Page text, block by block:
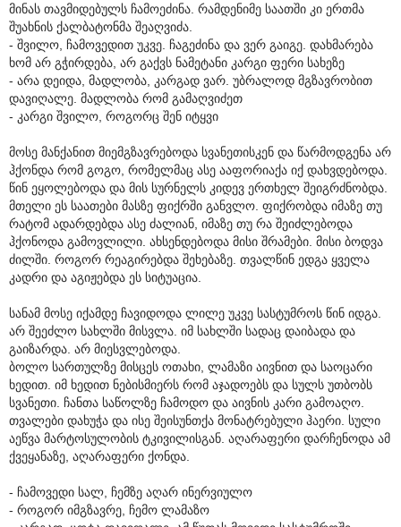
მინას თავმიდებულს ჩამოეძინა. რამდენიმე საათში კი ერთმა
შუახნის ქალბატონმა შეაღვიძა.
- შვილო, ჩამოვედით უკვე. ჩაგეძინა და ვერ გაიგე. დახმარება
ხომ არ გჭირდება, არ გაქვს ნამეტანი კარგი ფერი სახეზე
- არა დეიდა, მადლობა, კარგად ვარ. უბრალოდ მგზავრობით
დავიღალე. მადლობა რომ გამაღვიძეთ
- კარგი შვილო, როგორც შენ იტყვი
მოსე მანქანით მიემგზავრებოდა სვანეთისკენ და წარმოდგენა არ
ჰქონდა რომ გოგო, რომელმაც ასე ააფორიაქა იქ დახვდებოდა.
წინ ეყოლებოდა და მის სურნელს კიდევ ერთხელ შეიგრძნობდა.
მთელი ეს საათები მასზე ფიქრში განვლო. ფიქრობდა იმაზე თუ
რატომ ადარდებდა ასე ძალიან, იმაზე თუ რა შეიძლებოდა
ჰქონოდა გამოვლილი. ახსენდებოდა მისი შრამები. მისი ბოდვა
ძილში. როგორ რეაგირებდა შეხებაზე. თვალწინ ედგა ყველა
კადრი და აგიჟებდა ეს სიტუაცია.
სანამ მოსე იქამდე ჩავიდოდა ლილე უკვე სასტუმროს წინ იდგა.
არ შეეძლო სახლში მისვლა. იმ სახლში სადაც დაიბადა და
გაიზარდა. არ მიესვლებოდა.
ბოლო სართულზე მისცეს ოთახი, ლამაზი აივნით და საოცარი
ხედით. იმ ხედით ნებისმიერს რომ აჯადოებს და სულს უთბობს
სვანეთი. ჩანთა საწოლზე ჩამოდო და აივნის კარი გამოაღო.
თვალები დახუჭა და ისე შეისუნთქა მონატრებული ჰაერი. სული
აეწვა მარტოსულობის ტკივილისგან. აღარაფერი დარჩენოდა ამ
ქვეყანაზე, აღარაფერი ქონდა.
- ჩამოვედი სალ, ჩემზე აღარ ინერვიულო
- როგორ იმგზავრე, ჩემო ლამაზო